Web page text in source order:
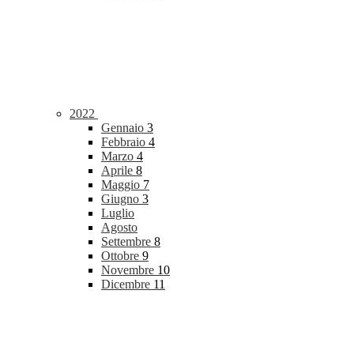
2022
Gennaio 3
Febbraio 4
Marzo 4
Aprile 8
Maggio 7
Giugno 3
Luglio
Agosto
Settembre 8
Ottobre 9
Novembre 10
Dicembre 11